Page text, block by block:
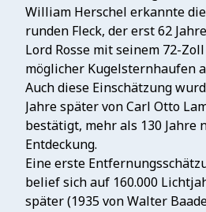
William Herschel erkannte
runden Fleck, der erst 62
Lord Rosse mit seinem 72-
möglicher Kugelsternhaufen
Auch diese Einschätzung
Jahre später von Carl Otto
bestätigt, mehr als 130 Jahre
Entdeckung.
Eine erste
belief sich auf 160.000
später (1935 von Walter